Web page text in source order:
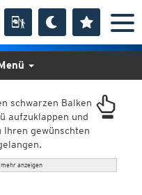
schwarzen Balken
aufzuklappen und
gewünschten
anzeigen